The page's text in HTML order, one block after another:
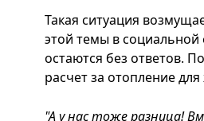
Такая ситуация
этой темы в
остаются без ответов.
расчет за отопление
"А у нас тоже разница!